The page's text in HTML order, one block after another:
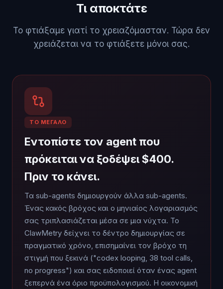
Τι αποκτάτε
Το φτιάξαμε γιατί το χρειαζόμασταν. Τώρα δεν
χρειάζεται να το φτιάξετε μόνοι σας.
ΤΟ ΜΕΓΆΛΟ
Εντοπίστε τον agent που
πρόκειται να ξοδέψει $400.
Πριν το κάνει.
Τα sub-agents δημιουργούν άλλα sub-agents.
Ένας κακός βρόχος και ο μηνιαίος λογαριασμός
σας τριπλασιάζεται μέσα σε μια νύχτα. Το
ClawMetry δείχνει το δέντρο δημιουργίας σε
πραγματικό χρόνο, επισημαίνει τον βρόχο τη
στιγμή που ξεκινά ("codex looping, 38 tool calls,
no progress") και σας ειδοποιεί όταν ένας agent
ξεπερνά ένα όριο προϋπολογισμού. Η οικονομική